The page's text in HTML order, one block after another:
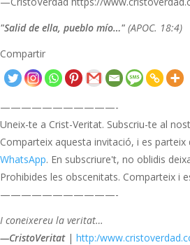
"Salid de ella, pueblo mío…" (APOC. 18:4)
Compartir
———————————-
Uneix-te a Crist-Veritat. Subscriu-te al
Comparteix aquesta invitació, i es parteix
WhatsApp. En subscriure't, no oblidis
Prohibides les obscenitats. Comparteix i
———————————-
I coneixereu la veritat…
—CristoVeritat | http:/